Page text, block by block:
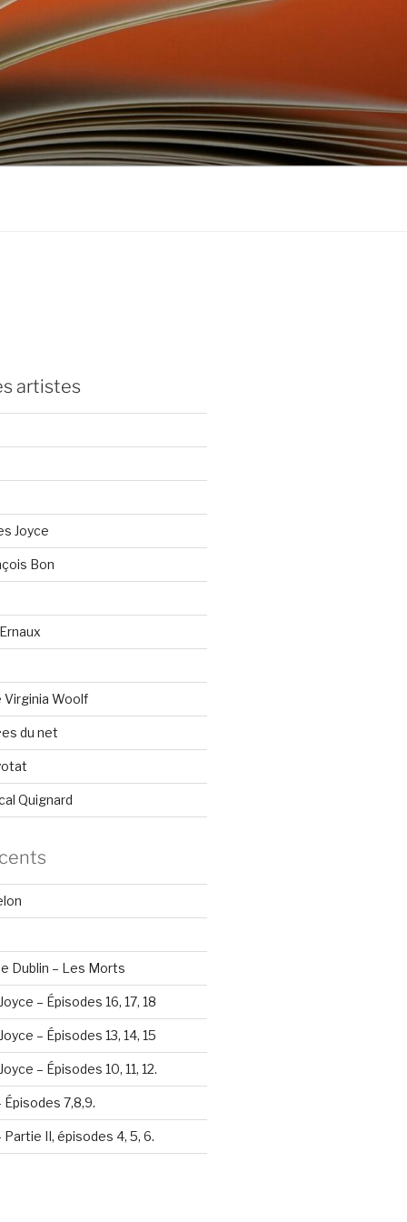
artistes
Joyce
Bon
Virginia Woolf
du net
Quignard
Dublin – Les Morts
– Épisodes 16, 17, 18
– Épisodes 13, 14, 15
– Épisodes 10, 11, 12.
Épisodes 7,8,9.
Partie II, épisodes 4, 5, 6.